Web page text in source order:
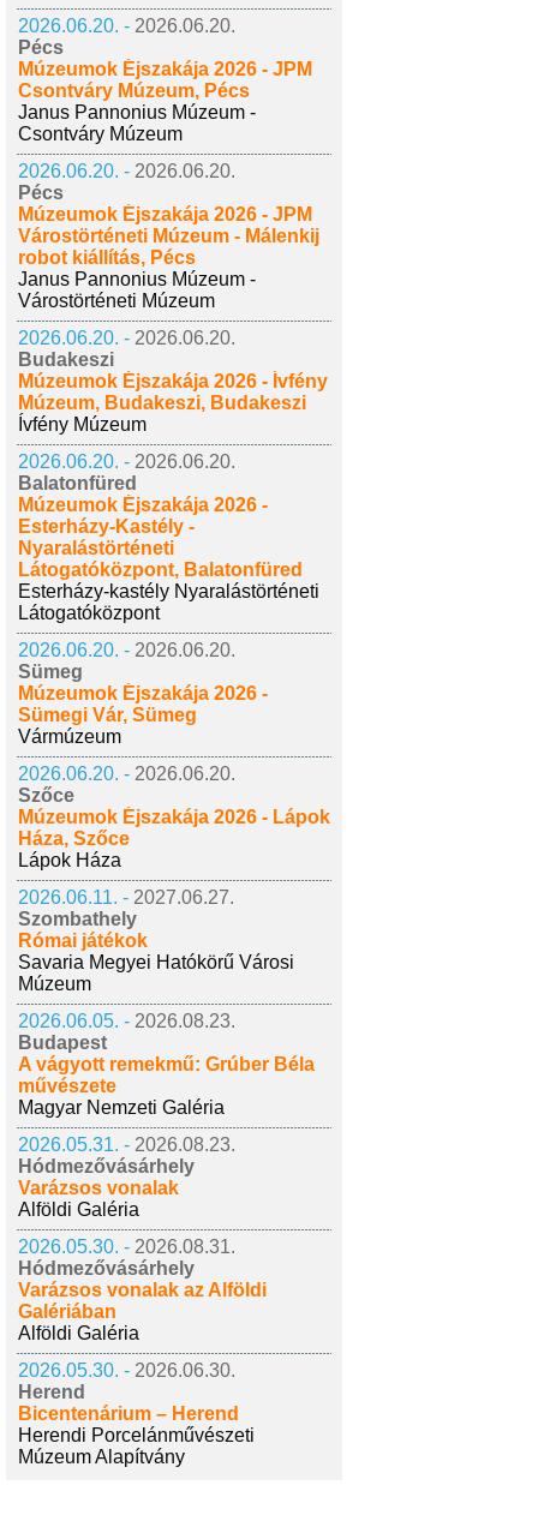
2026.06.20. - 2026.06.20.
Pécs
Múzeumok Éjszakája 2026 - JPM
Csontváry Múzeum, Pécs
Janus Pannonius Múzeum -
Csontváry Múzeum
2026.06.20. - 2026.06.20.
Pécs
Múzeumok Éjszakája 2026 - JPM
Várostörténeti Múzeum - Málenkij
robot kiállítás, Pécs
Janus Pannonius Múzeum -
Várostörténeti Múzeum
2026.06.20. - 2026.06.20.
Budakeszi
Múzeumok Éjszakája 2026 - Ívfény
Múzeum, Budakeszi, Budakeszi
Ívfény Múzeum
2026.06.20. - 2026.06.20.
Balatonfüred
Múzeumok Éjszakája 2026 -
Esterházy-Kastély -
Nyaralástörténeti
Látogatóközpont, Balatonfüred
Esterházy-kastély Nyaralástörténeti
Látogatóközpont
2026.06.20. - 2026.06.20.
Sümeg
Múzeumok Éjszakája 2026 -
Sümegi Vár, Sümeg
Vármúzeum
2026.06.20. - 2026.06.20.
Szőce
Múzeumok Éjszakája 2026 - Lápok
Háza, Szőce
Lápok Háza
2026.06.11. - 2027.06.27.
Szombathely
Római játékok
Savaria Megyei Hatókörű Városi
Múzeum
2026.06.05. - 2026.08.23.
Budapest
A vágyott remekmű: Grúber Béla
művészete
Magyar Nemzeti Galéria
2026.05.31. - 2026.08.23.
Hódmezővásárhely
Varázsos vonalak
Alföldi Galéria
2026.05.30. - 2026.08.31.
Hódmezővásárhely
Varázsos vonalak az Alföldi
Galériában
Alföldi Galéria
2026.05.30. - 2026.06.30.
Herend
Bicentenárium – Herend
Herendi Porcelánművészeti
Múzeum Alapítvány